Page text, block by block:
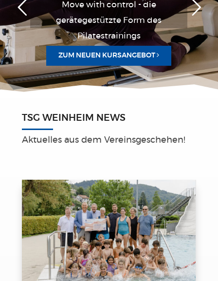
Move with control - die
gerätegestützte Form des
Pilatestrainings
ZUM NEUEN KURSANGEBOT
TSG WEINHEIM NEWS
Aktuelles aus dem Vereinsgeschehen!